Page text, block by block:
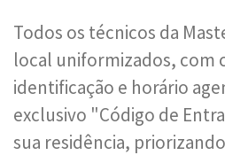
Todos os técnicos da
local uniformizados, com
identificação e horário
exclusivo "Código de
sua residência,